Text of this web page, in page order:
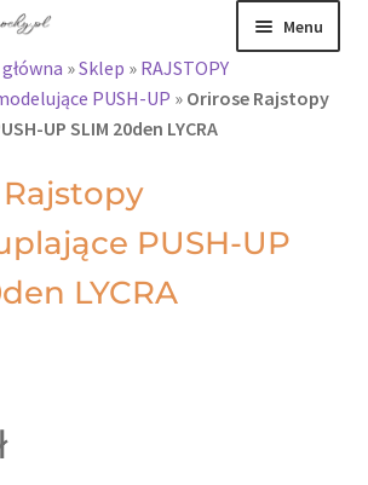
Menu
»Sklep » RAJSTOPY
PUSH-UP » Orirose Rajstopy
UP SLIM 20den LYCRA
PUSH-UP
LYCRA